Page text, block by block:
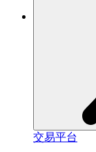
交易平台